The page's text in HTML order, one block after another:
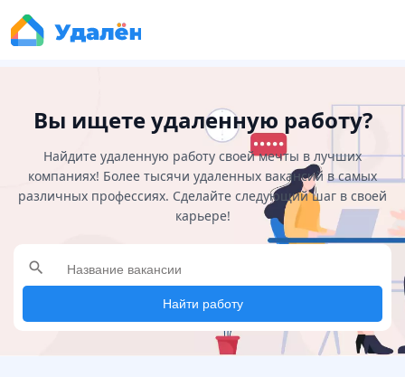
Вы ищете удаленную работу?
Найдите удаленную работу своей мечты в лучших
компаниях! Более тысячи удаленных вакансий в самых
различных профессиях. Сделайте следующий шаг в своей
карьере!
search
Найти работу